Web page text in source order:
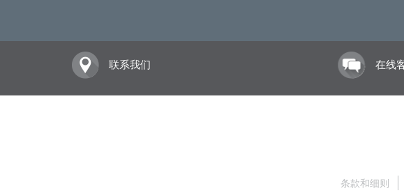
联系我们 在线
条款和细则